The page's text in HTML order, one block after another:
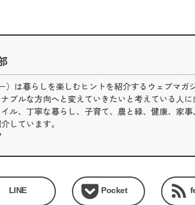
は暮らしを楽しむヒントを紹介するウェブマガ
ブルな方向へと変えていきたいと考えている人に
ル、丁寧な暮らし、子育て、農と緑、健康、家事
しています。
LINE Pocket